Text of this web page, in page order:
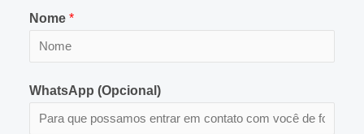
Nome *
WhatsApp (Opcional)